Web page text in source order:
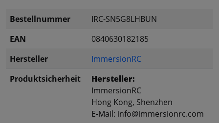
Bestellnummer
IRC-SN5G8LHBUN
EAN
0840630182185
Hersteller
ImmersionRC
Produktsicherheit
Hersteller:
ImmersionRC
Hong Kong, Shenzhen
E-Mail: info@immersionrc.com